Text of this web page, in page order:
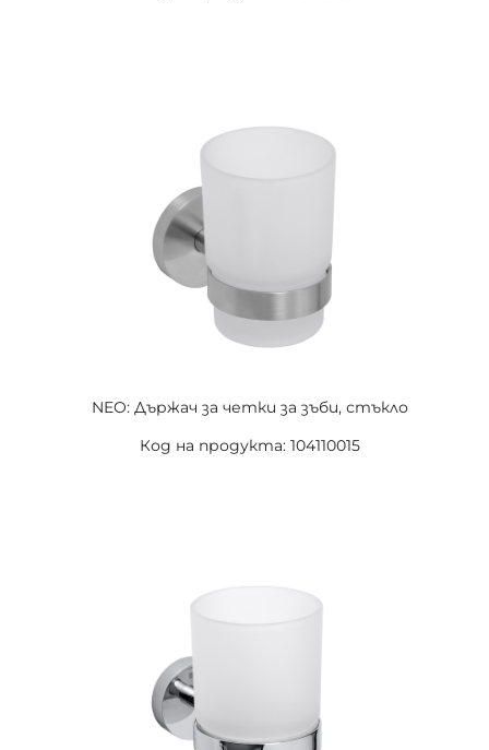
NEO: Държач за четки за зъби, стъкло
Код на продукта: 104110015